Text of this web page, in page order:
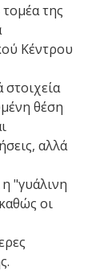
της
Κέντρου
θέση
αλλά
"γυάλινη
οι